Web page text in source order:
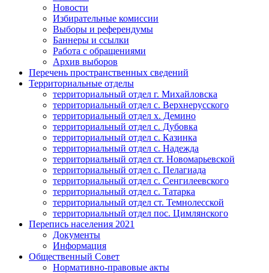
Новости
Избирательные комиссии
Выборы и референдумы
Баннеры и ссылки
Работа с обращениями
Архив выборов
Перечень пространственных сведений
Территориальные отделы
территориальный отдел г. Михайловска
территориальный отдел с. Верхнерусского
территориальный отдел х. Демино
территориальный отдел с. Дубовка
территориальный отдел с. Казинка
территориальный отдел с. Надежда
территориальный отдел ст. Новомарьевской
территориальный отдел с. Пелагиада
территориальный отдел с. Сенгилеевского
территориальный отдел с. Татарка
территориальный отдел ст. Темнолесской
территориальный отдел пос. Цимлянского
Перепись населения 2021
Документы
Информация
Общественный Совет
Нормативно-правовые акты